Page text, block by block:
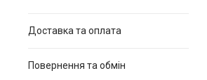
Доставка та оплата
Повернення та обмін